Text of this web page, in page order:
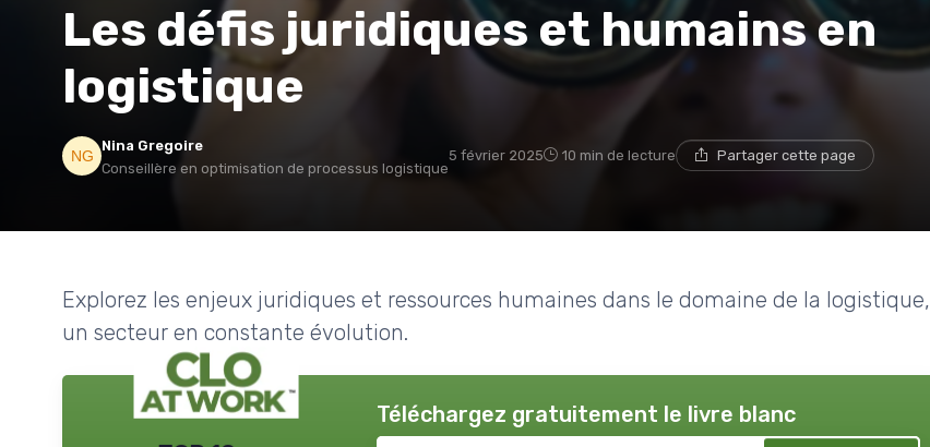
Les défis juridiques et humains en
logistique
Nina Gregoire
Conseillère en optimisation de processus logistique
5 février 2025 10 min de lecture Partager cette page
Explorez les enjeux juridiques et ressources humaines dans le domaine de la logistique,
un secteur en constante évolution.
Téléchargez gratuitement le livre blanc